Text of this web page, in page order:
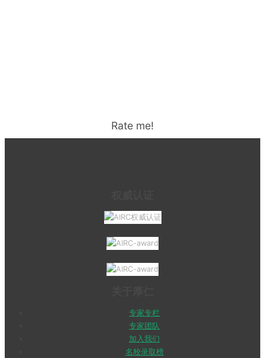
Rate me!
专家专栏
专家团队
加入我们
名校录取榜